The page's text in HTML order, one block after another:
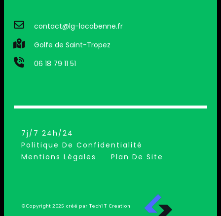
contact@lg-locabenne.fr
Golfe de Saint-Tropez
06 18 79 11 51
7j/7 24h/24
Politique De Confidentialité
Mentions Légales
Plan De Site
©Copyright 2025 créé par Tech’IT Creation